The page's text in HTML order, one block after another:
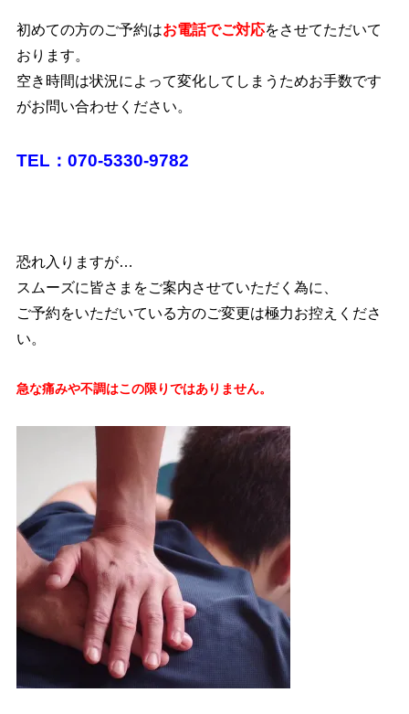
初めての方のご予約はお電話でご対応をさせてただいて
おります。
空き時間は状況によって変化してしまうためお手数です
がお問い合わせください。
TEL：070-5330-9782
恐れ入りますが…
スムーズに皆さまをご案内させていただく為に、
ご予約をいただいている方のご変更は極力お控えくださ
い。
急な痛みや不調はこの限りではありません。